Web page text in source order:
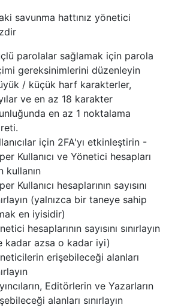
savunma hattınız yönetici
parolalar sağlamak için parola
gereksinimlerini düzenleyin
/ küçük harf karakterler,
ve en az 18 karakter
en az 1 noktalama
için 2FA'yı etkinleştirin -
Kullanıcı ve Yönetici hesapları
kullanın
Kullanıcı hesaplarının sayısını
(yalnızca bir taneye sahip
en iyisidir)
hesaplarının sayısını sınırlayın
kadar azsa o kadar iyi)
erişebileceği alanları
Editörlerin ve Yazarların
alanları sınırlayın